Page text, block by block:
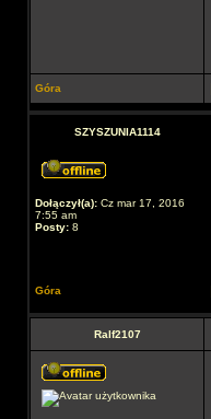
Góra
SZYSZUNIA1114
Dołączył(a): Cz mar 17, 2016
7:55 am
Posty: 8
Góra
Ralf2107